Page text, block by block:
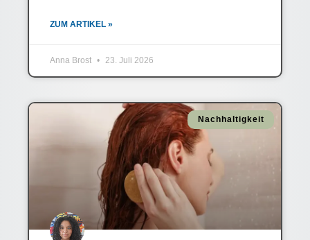
ZUM ARTIKEL »
Anna Brost 23. Juli 2026
Nachhaltigkeit